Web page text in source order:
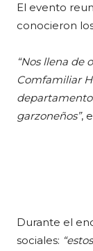
El evento
conocieron
“Nos llena de
Comfamiliar
departamento
garzoneños”,
Durante el
sociales: